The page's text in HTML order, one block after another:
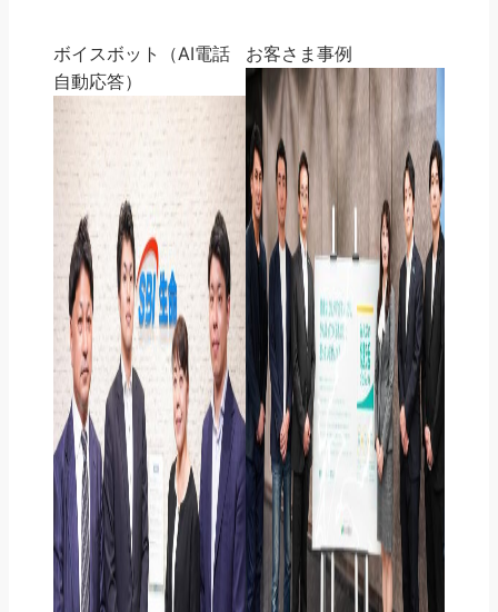
ボイスボット（AI電話
自動応答）
お客さま事例